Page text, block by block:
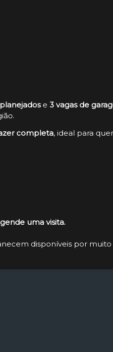
e3 vagas de
completa, ideal para
uma visita.
disponíveis por